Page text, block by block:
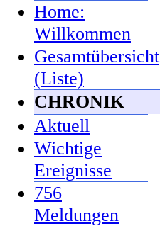
Home:
Willkommen
Gesamtübersicht
(Liste)
CHRONIK
Aktuell
Wichtige
Ereignisse
756
Meldungen